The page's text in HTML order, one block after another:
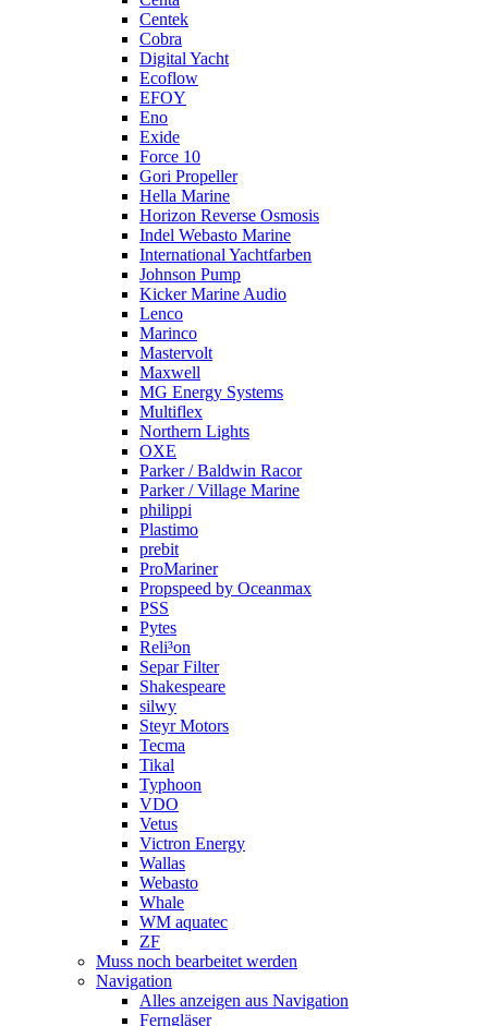
Centek
Cobra
Digital Yacht
Ecoflow
EFOY
Eno
Exide
Force 10
Gori Propeller
Hella Marine
Horizon Reverse Osmosis
Indel Webasto Marine
International Yachtfarben
Johnson Pump
Kicker Marine Audio
Lenco
Marinco
Mastervolt
Maxwell
MG Energy Systems
Multiflex
Northern Lights
OXE
Parker / Baldwin Racor
Parker / Village Marine
philippi
Plastimo
prebit
ProMariner
Propspeed by Oceanmax
PSS
Pytes
Reli³on
Separ Filter
Shakespeare
silwy
Steyr Motors
Tecma
Tikal
Typhoon
VDO
Vetus
Victron Energy
Wallas
Webasto
Whale
WM aquatec
ZF
Muss noch bearbeitet werden
Navigation
Alles anzeigen aus Navigation
Ferngläser